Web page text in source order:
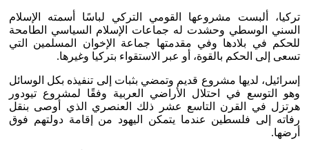
تركيا، ألبست مشروعها القومي التركي لباسًا أسمته الإسلام
السني الوسطي وحشدت له جماعات الإسلام السياسي الطامحة
للحكم في بلادها وفي مقدمتها جماعة الإخوان المسلمين التي
تسعى إلى الحكم بالقوة، أو عبر الاستقواء بتركيا وغيرها.
إسرائيل، لديها مشروع قديم وتمضي بثبات إلى تنفيذه بكل الوسائل
وهو التوسع في احتلال الأراضي العربية وفقًا لمشروع تيودور
هرتزل في القرن التاسع عشر ذلك العنصري الذي أوصى بنقل
رفاته إلى فلسطين عندما يتمكن اليهود من إقامة دولتهم فوق
أرضها.